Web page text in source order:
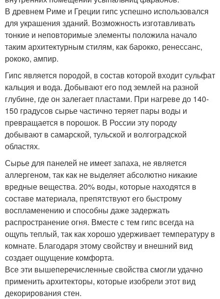
В древнем Риме и Греции гипс успешно использовался
для украшения зданий. Возможность изготавливать
тонкие и неповторимые элементы положила начало
таким архитектурным стилям, как барокко, ренессанс,
рококо, ампир.
Гипс является породой, в состав которой входит сульфат
кальция и вода. Добывают его под землей на разной
глубине, где он залегает пластами. При нагреве до 140-
150 градусов сырье частично теряет пары воды и
превращается в порошок. В России эту породу
добывают в самарской, тульской и волгоградской
областях.
Сырье для панелей не имеет запаха, не является
аллергеном, так как не выделяет абсолютно никакие
вредные вещества. 20% воды, которые находятся в
составе материала, препятствуют его быстрому
воспламенению и способны даже задержать
распространение огня. Вместе с тем гипс всегда на
ощупь теплый, так как хорошо удерживает температуру в
комнате. Благодаря этому свойству и внешний вид
создает ощущение комфорта.
Все эти вышеперечисленные свойства смогли удачно
применить архитекторы, которые изобрели этот вид
декорирования стен.